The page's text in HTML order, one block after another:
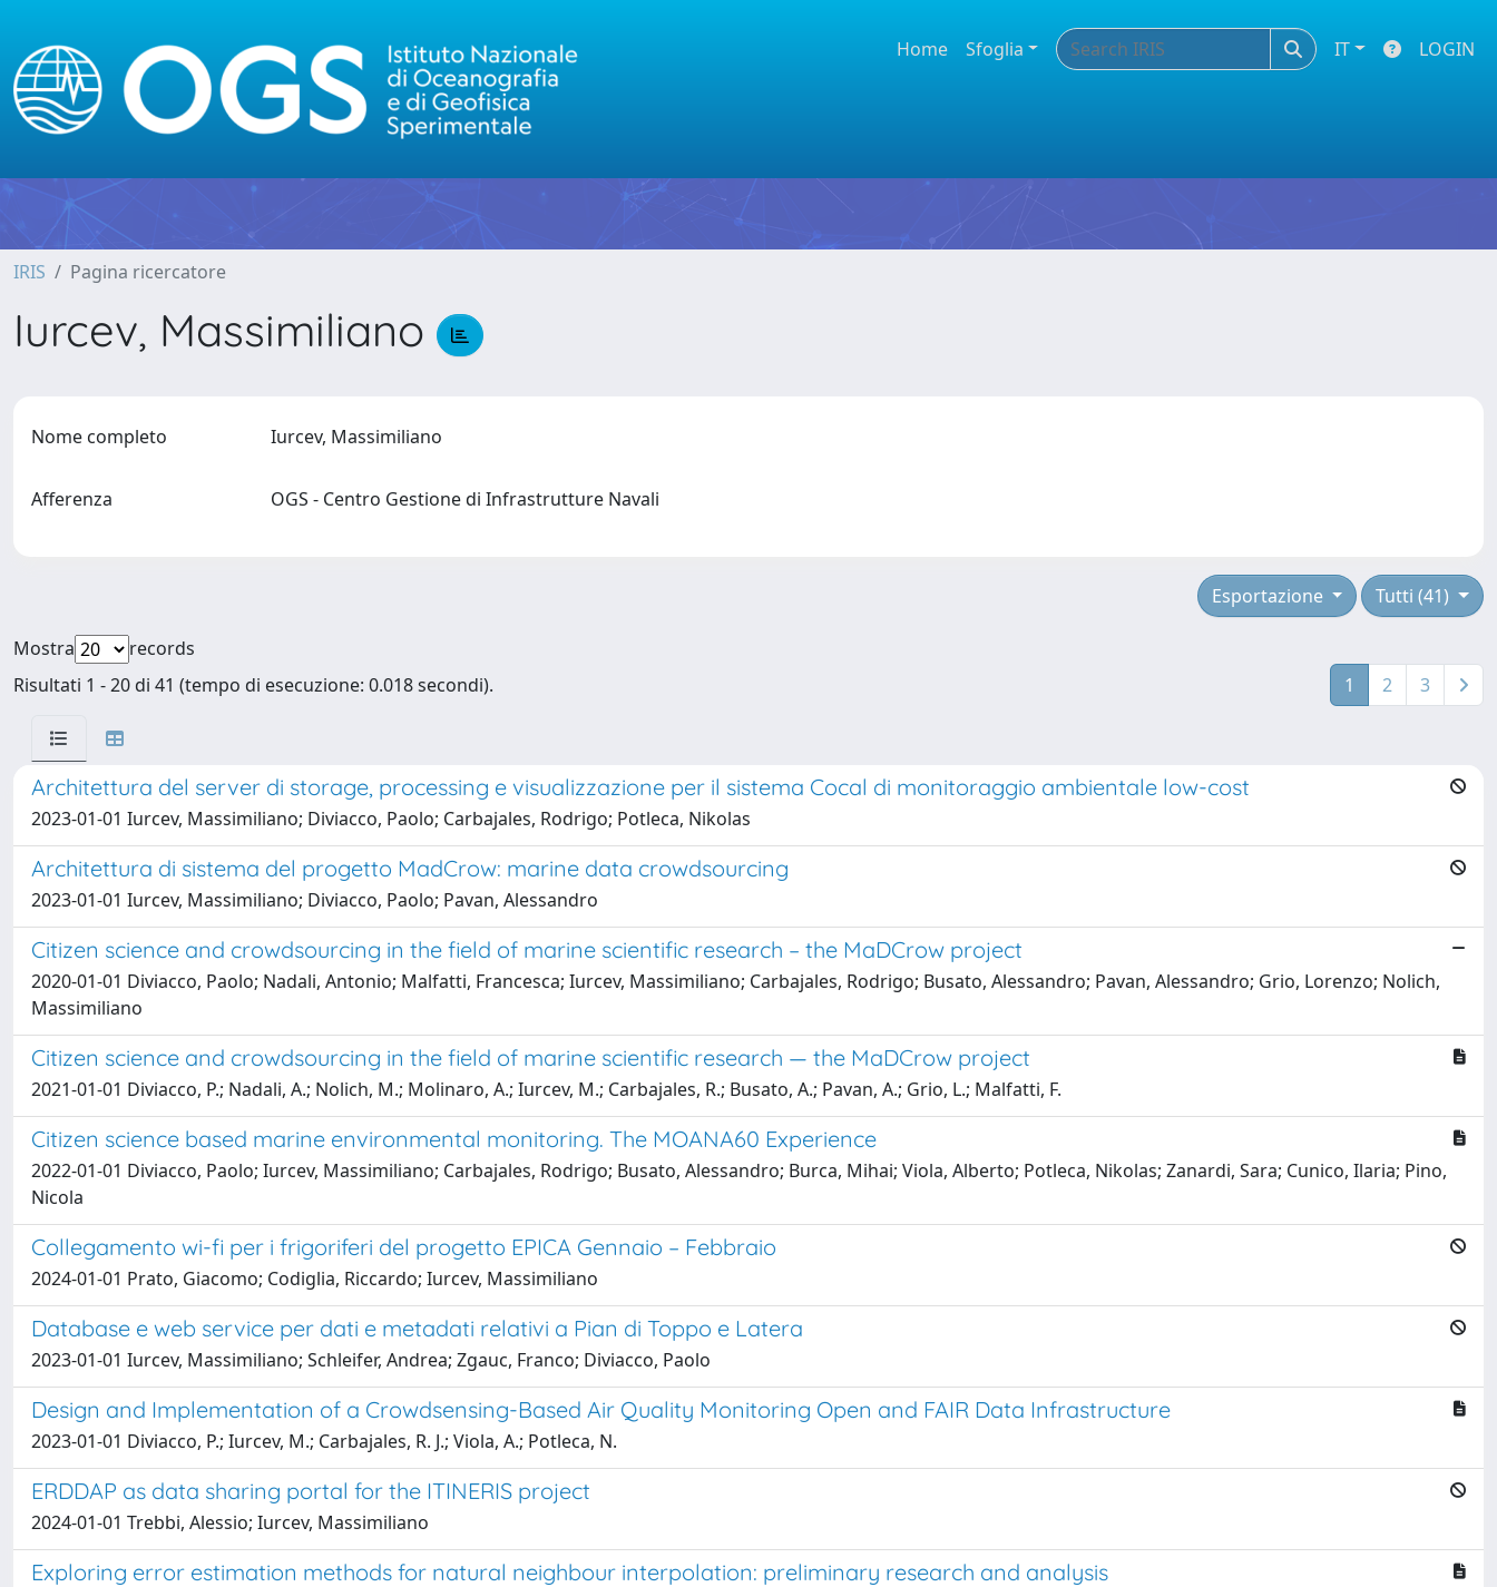
Home Sfoglia IT LOGIN
IRIS Pagina ricercatore
Iurcev, Massimiliano
Nome completo Iurcev, Massimiliano
Afferenza OGS - Centro Gestione di Infrastrutture Navali
Tutti (41)
Esportazione
Mostra
records
Risultati 1 - 20 di 41 (tempo di esecuzione: 0.018 secondi).
1 2 3
Architettura del server di storage, processing e visualizzazione per il sistema Cocal di monitoraggio ambientale low-cost
2023-01-01 Iurcev, Massimiliano; Diviacco, Paolo; Carbajales, Rodrigo; Potleca, Nikolas
Architettura di sistema del progetto MadCrow: marine data crowdsourcing
2023-01-01 Iurcev, Massimiliano; Diviacco, Paolo; Pavan, Alessandro
Citizen science and crowdsourcing in the field of marine scientific research – the MaDCrow project
2020-01-01 Diviacco, Paolo; Nadali, Antonio; Malfatti, Francesca; Iurcev, Massimiliano; Carbajales, Rodrigo; Busato, Alessandro; Pavan, Alessandro; Grio, Lorenzo; Nolich,
Massimiliano
Citizen science and crowdsourcing in the field of marine scientific research — the MaDCrow project
2021-01-01 Diviacco, P.; Nadali, A.; Nolich, M.; Molinaro, A.; Iurcev, M.; Carbajales, R.; Busato, A.; Pavan, A.; Grio, L.; Malfatti, F.
Citizen science based marine environmental monitoring. The MOANA60 Experience
2022-01-01 Diviacco, Paolo; Iurcev, Massimiliano; Carbajales, Rodrigo; Busato, Alessandro; Burca, Mihai; Viola, Alberto; Potleca, Nikolas; Zanardi, Sara; Cunico, Ilaria; Pino,
Nicola
Collegamento wi-fi per i frigoriferi del progetto EPICA Gennaio – Febbraio
2024-01-01 Prato, Giacomo; Codiglia, Riccardo; Iurcev, Massimiliano
Database e web service per dati e metadati relativi a Pian di Toppo e Latera
2023-01-01 Iurcev, Massimiliano; Schleifer, Andrea; Zgauc, Franco; Diviacco, Paolo
Design and Implementation of a Crowdsensing-Based Air Quality Monitoring Open and FAIR Data Infrastructure
2023-01-01 Diviacco, P.; Iurcev, M.; Carbajales, R. J.; Viola, A.; Potleca, N.
ERDDAP as data sharing portal for the ITINERIS project
2024-01-01 Trebbi, Alessio; Iurcev, Massimiliano
Exploring error estimation methods for natural neighbour interpolation: preliminary research and analysis